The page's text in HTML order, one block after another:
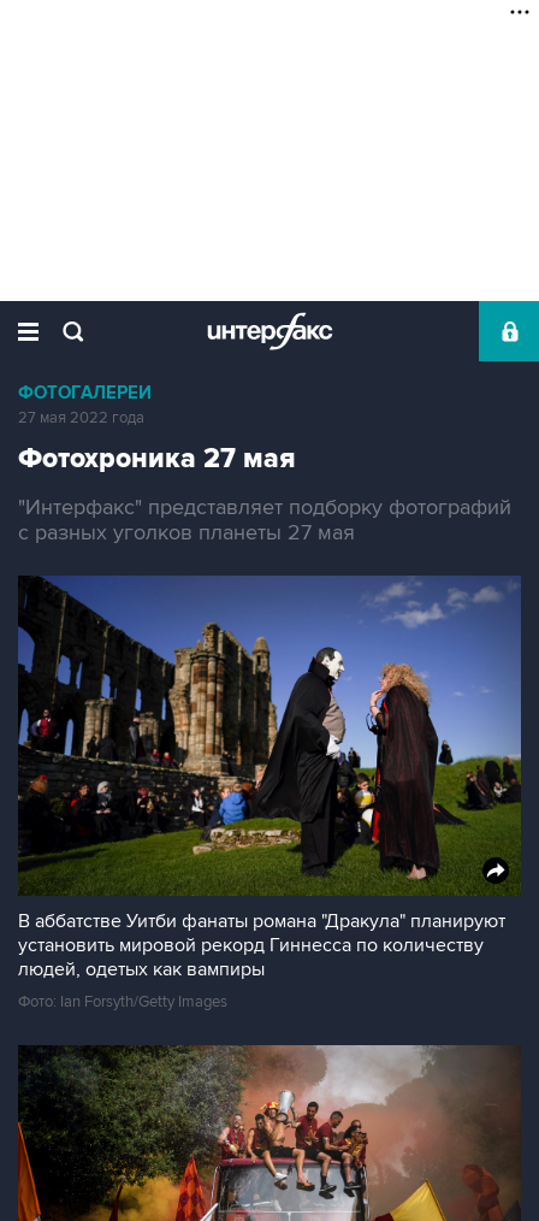
ФОТОГАЛЕРЕИ
27 мая 2022 года
Фотохроника 27 мая
"Интерфакс" представляет подборку фотографий
с разных уголков планеты 27 мая
В аббатстве Уитби фанаты романа "Дракула" планируют
установить мировой рекорд Гиннесса по количеству
людей, одетых как вампиры
Фото: Ian Forsyth/Getty Images